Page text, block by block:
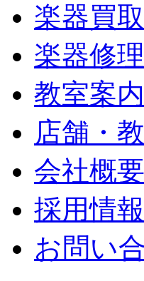
楽器買取
楽器修理
教室案内
店舗・
会社概要
採用情報
お問い